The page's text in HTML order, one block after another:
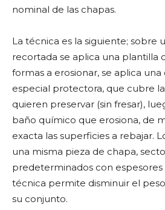
nominal de las chapas.
La técnica es la siguiente; sobre
recortada se aplica una plantilla
formas a erosionar, se aplica
especial protectora, que cubre
quieren preservar (sin fresar),
baño químico que erosiona, de
exacta las superficies a rebajar.
una misma pieza de chapa,
predeterminados con espesores
técnica permite disminuir el
su conjunto.